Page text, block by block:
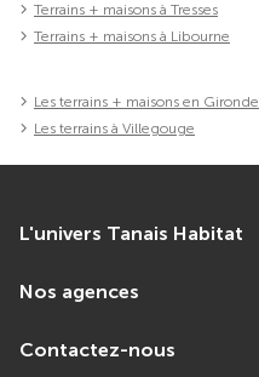
Terrains + maisons à Tresses
Terrains + maisons à Libourne
Les terrains + maisons en Gironde
Les terrains à Villegouge
L'univers Tanais Habitat
Nos agences
Contactez-nous